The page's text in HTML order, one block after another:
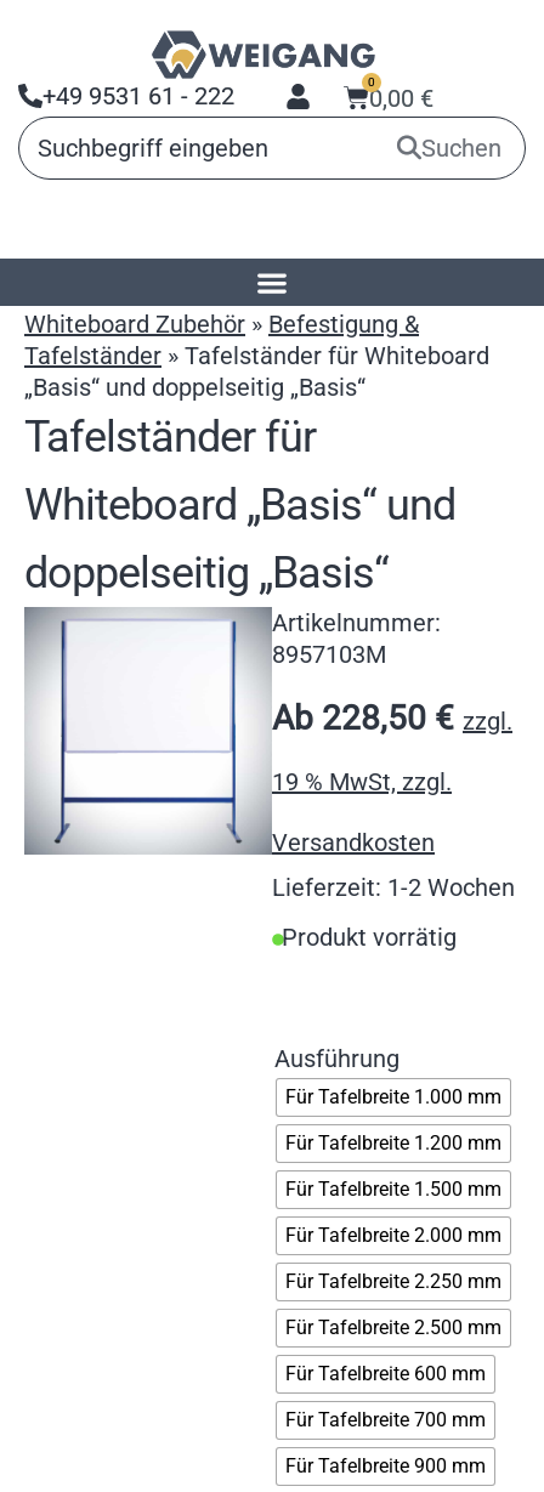
+49 9531 61 - 222 0,00 €
0
Suchen
»Präsentationsmittel
Whiteboard Zubehör » Befestigung &
Tafelständer » Tafelständer für Whiteboard
„Basis“ und doppelseitig „Basis“
Tafelständer für
Whiteboard „Basis“ und
doppelseitig „Basis“
Artikelnummer:
8957103M
Ab 228,50 € zzgl.
19 % MwSt, zzgl.
Versandkosten
Lieferzeit: 1-2 Wochen
Produkt vorrätig
Ausführung
Für Tafelbreite 1.000 mm
Für Tafelbreite 1.200 mm
Für Tafelbreite 1.500 mm
Für Tafelbreite 2.000 mm
Für Tafelbreite 2.250 mm
Für Tafelbreite 2.500 mm
Für Tafelbreite 600 mm
Für Tafelbreite 700 mm
Für Tafelbreite 900 mm